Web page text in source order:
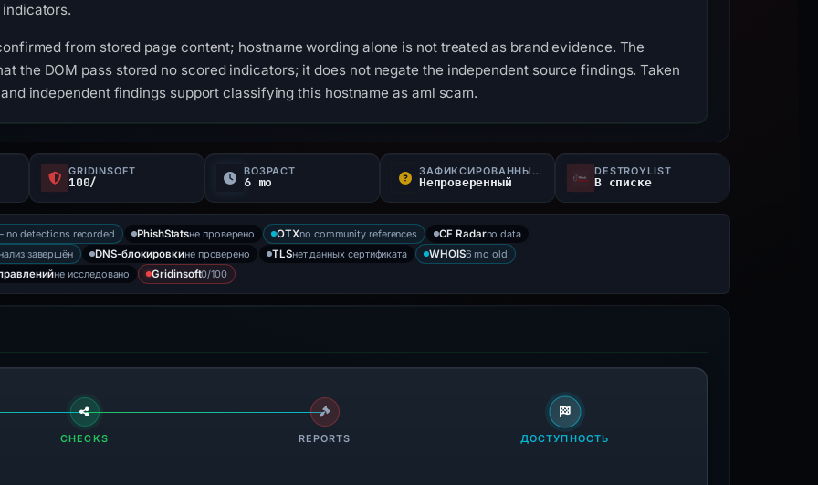
from stored page content; hostname wording alone is not treated as brand evidence. The
the DOM pass stored no scored indicators; it does not negate the independent source findings. Taken
independent findings support classifying this hostname as aml scam.
GRIDINSOFT
100/
ВОЗРАСТ
6 mo
ЗАФИКСИРОВАННЫЙ СТАТУС
Непроверенный
DESTROYLIST
В списке
no detections recorded PhishStatsне проверено OTXno community references CF Radarno data
завершён
DNS-блокировкине проверено TLSнет данных сертификата WHOIS6 mo old
не исследовано Gridinsoft0/100
CHECKS REPORTS ДОСТУПНОСТЬ